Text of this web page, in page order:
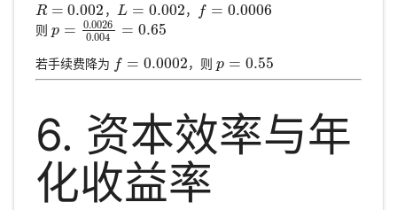
R = 0.002
R= 0.002 ， L = 0.002
L= 0.002 ， f = 0.0006
f= 0.0006
则p =
0.0026
0.004
= 0.65
p =0.00260.004=0.65
若手续费降为 f = 0.0002
f= 0.0002 ，则 p = 0.55
p=0.55
6. 资本效率与年
化收益率